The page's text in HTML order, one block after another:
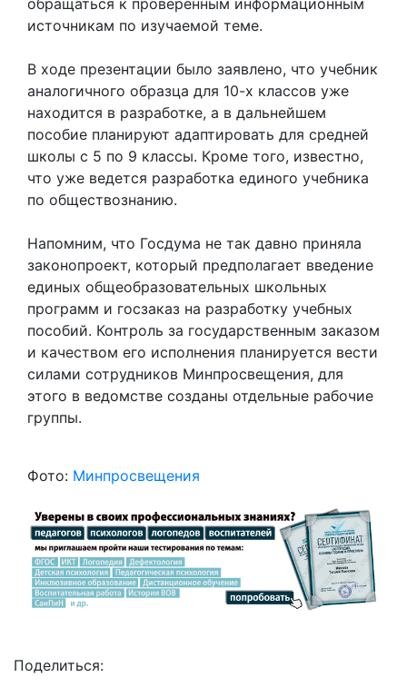
источникам по изучаемой теме.
В ходе презентации было заявлено, что учебник
аналогичного образца для 10-х классов уже
находится в разработке, а в дальнейшем
пособие планируют адаптировать для средней
школы с 5 по 9 классы. Кроме того, известно,
что уже ведется разработка единого учебника
по обществознанию.
Напомним, что Госдума не так давно приняла
законопроект, который предполагает введение
единых общеобразовательных школьных
программ и госзаказ на разработку учебных
пособий. Контроль за государственным заказом
и качеством его исполнения планируется вести
силами сотрудников Минпросвещения, для
этого в ведомстве созданы отдельные рабочие
группы.
Фото: Минпросвещения
Поделиться: